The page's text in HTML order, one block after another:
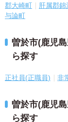
郡大崎町
肝属郡錦
与論町
曽於市(鹿児
ら探す
正社員(正職員) 非
曽於市(鹿児
ら探す